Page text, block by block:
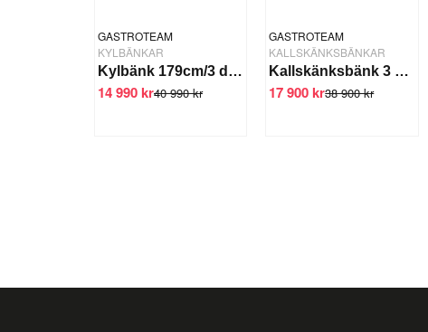
GASTROTEAM
KYLBÄNKAR
Kylbänk 179cm/3 dörr
40 990 kr
14 990 kr
GASTROTEAM
KALLSKÄNKSBÄNKAR
Kallskänksbänk 3 dörrar 1/4 GN, 200x80x90/110cm
38 900 kr
17 900 kr